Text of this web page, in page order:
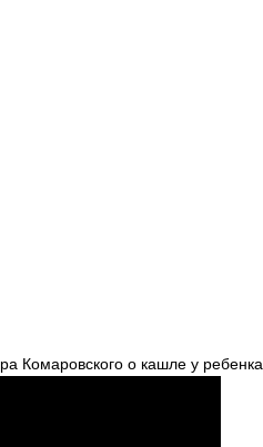
Комаровского о кашле у ребенка.